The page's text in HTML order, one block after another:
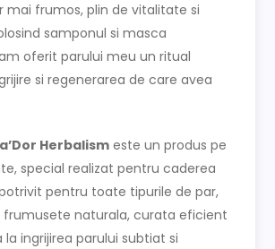
mai frumos, plin de vitalitate si
samponul si masca
oferit parului meu un ritual
si regenerarea de care avea
Herbalismeste un produs pe
special realizat pentru caderea
pentru toate tipurile de par,
frumusete naturala, curata eficient
la ingrijirea parului subtiat si